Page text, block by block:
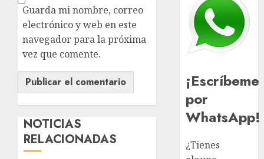
Guarda mi nombre, correo
electrónico y web en este
navegador para la próxima
vez que comente.
NOTICIAS
RELACIONADAS
¡Escríbeme
por
WhatsApp!
¿Tienes